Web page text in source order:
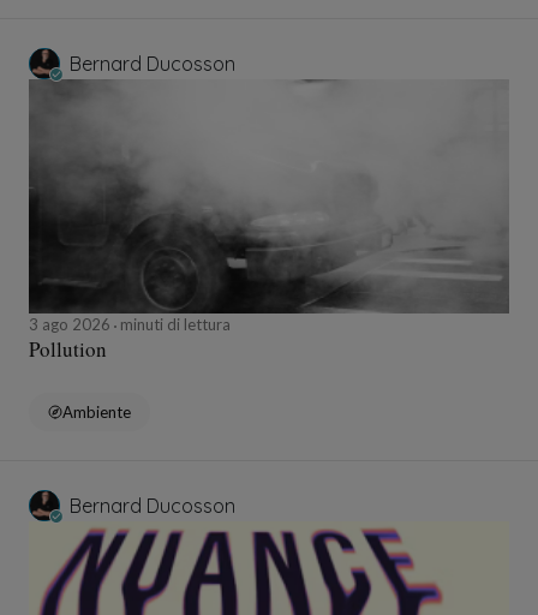
Bernard Ducosson
3 ago 2026 minuti di lettura
Pollution
Ambiente
Bernard Ducosson